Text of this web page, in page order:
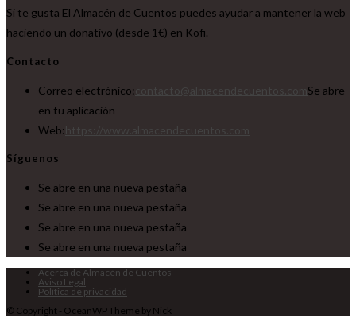
Si te gusta El Almacén de Cuentos puedes ayudar a mantener la web
haciendo un donativo (desde 1€) en Kofi.
Contacto
Correo electrónico:
Se abre
en tu aplicación
Web:
Síguenos
Se abre en una nueva pestaña
Se abre en una nueva pestaña
Se abre en una nueva pestaña
Se abre en una nueva pestaña
Acerca de Almacén de Cuentos
Aviso Legal
Política de privacidad
© Copyright - OceanWP Theme by Nick